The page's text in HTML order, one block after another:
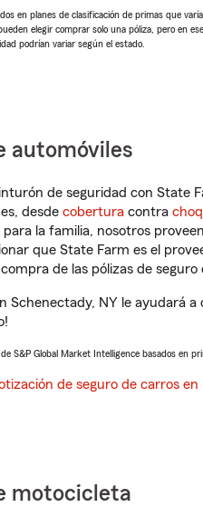
en planes de clasificación de primas que
elegir comprar solo una póliza, pero en
podrían variar según el estado.
automóviles
de seguridad con State
desde cobertura contra
la familia, nosotros
que State Farm es el
de las pólizas de
Schenectady, NY le ayudará
S&P Global Market Intelligence basados en
de seguro de carros en
motocicleta